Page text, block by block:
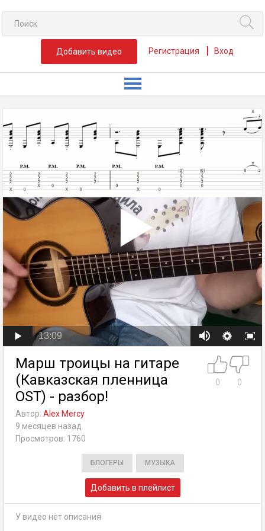
Добавить видео Регистрация Вход
13:09
Марш троицы на гитаре
(Кавказская пленница
OST) - разбор!
0 0
Автор: Alex Mercy
9 месяцев назад
Просмотров: 1760
БЛОГЕРЫ МУЗЫКА
Добавить в плейлист
У видео нет описания